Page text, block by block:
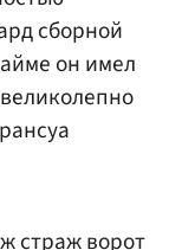
сборной
он имел
страж ворот